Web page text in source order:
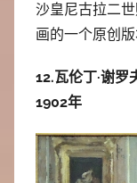
沙皇尼古拉二
画的一个原创版
12.瓦伦丁·谢罗
1902年